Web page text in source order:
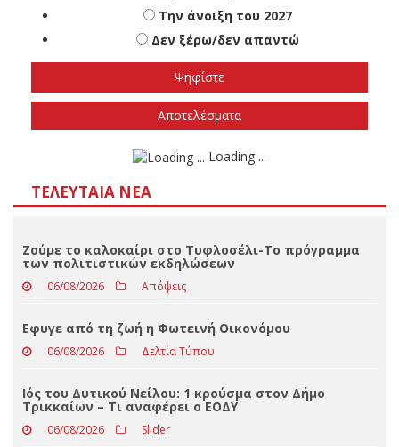
Πότε πιστεύετε ότι θα γίνουν οι εθνικές
εκλογές
Το φθινόπωρο του 2026
Την άνοιξη του 2027
Δεν ξέρω/δεν απαντώ
ΤΕΛΕΥΤΑΊΑ ΝΈΑ
Ζούμε το καλοκαίρι στο Τυφλοσέλι-Το πρόγραμμα
των πολιτιστικών εκδηλώσεων
Eφυγε από τη ζωή η Φωτεινή Οικονόμου
06/08/2026 Δελτία Τύπου